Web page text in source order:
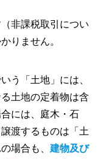
非課税取引につい
りません。
う「土地」には、
土地の定着物は含
には、庭木・石
渡するものは「土
場合も、 建物及び